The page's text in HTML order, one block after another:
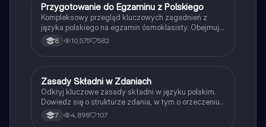
Język polski
Przygotowanie do Egzaminu z Polskiego
Kompleksowy przegląd kluczowych zagadnień z
języka polskiego na egzamin ósmoklasisty. Obejmuje
zasady pisowni, części mowy, zdania złożone, środki
stylistyczne oraz wymagane lektury. Idealny materiał
8 10,575 582
Język polski
Zasady Składni w Zdaniach
Odkryj kluczowe zasady składni w języku polskim.
Dowiedz się o strukturze zdania, w tym o orzeczeniu,
podmiocie, przydawce, dopełnieniu i okoliczniku.
Idealne dla uczniów przygotowujących się do
7 4,898 107